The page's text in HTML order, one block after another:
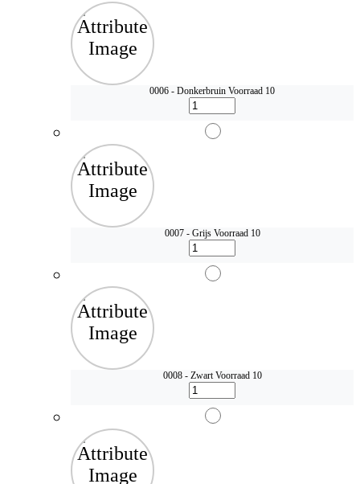
0006 - Donkerbruin Voorraad 10
0007 - Grijs Voorraad 10
0008 - ZwartVoorraad 10